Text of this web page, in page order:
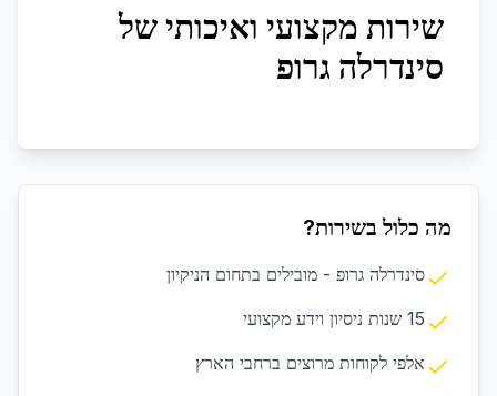
שירות מקצועי ואיכותי של
סינדרלה גרופ
מה כלול בשירות?
סינדרלה גרופ - מובילים בתחום הניקיון
15 שנות ניסיון וידע מקצועי
אלפי לקוחות מרוצים ברחבי הארץ